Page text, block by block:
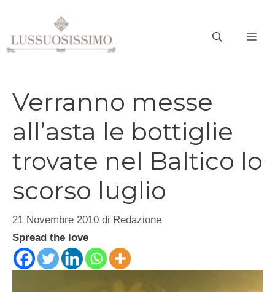
contenuto
Verranno messe
all’asta le bottiglie
trovate nel Baltico lo
scorso luglio
21 Novembre 2010 di Redazione
Spread the love